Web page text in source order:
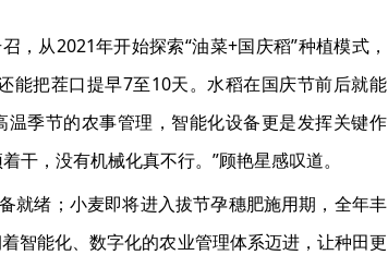
，从2021年开始探索“油菜+国庆稻”种植模式，
能把茬口提早7至10天。水稻在国庆节前后就能
季节的农事管理，智能化设备更是发挥关键作
，没有机械化真不行。”顾艳星感叹道。
就绪；小麦即将进入拔节孕穗肥施用期，全年丰
智能化、数字化的农业管理体系迈进，让种田更